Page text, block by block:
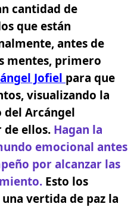
cantidad de
que están
antes de
mentes, primero
Jofiel para que
visualizando la
del Arcángel
ellos. Hagan la
emocional antes
por alcanzar las
Esto los
vertida de paz la